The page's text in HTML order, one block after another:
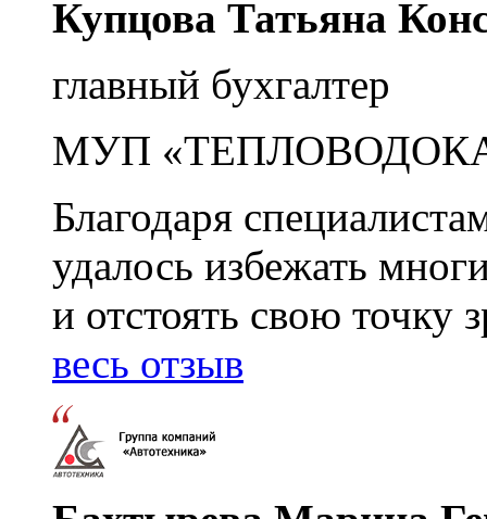
Купцова Татьяна
главный бухгалтер
МУП
Благодаря
удалось избежать
и отстоять свою
весь отзыв